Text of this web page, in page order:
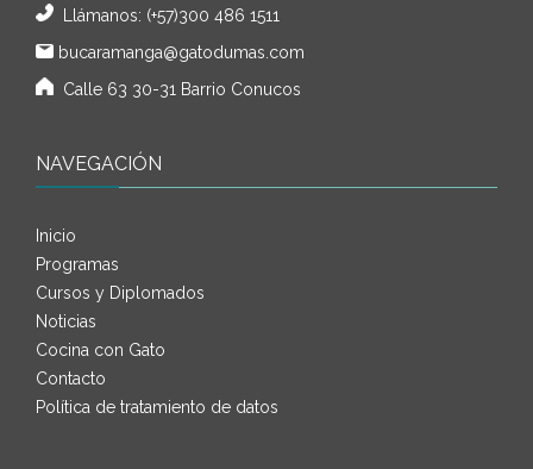
Llámanos: (+57)300 486 1511
bucaramanga@gatodumas.com
Calle 63 30-31 Barrio Conucos
NAVEGACIÓN
Inicio
Programas
Cursos y Diplomados
Noticias
Cocina con Gato
Contacto
Política de tratamiento de datos